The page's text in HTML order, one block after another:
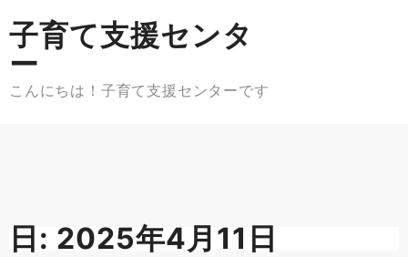
to
content
子育て支援センタ
ー
こんにちは！子育て支援センターです
日: 2025年4月11日